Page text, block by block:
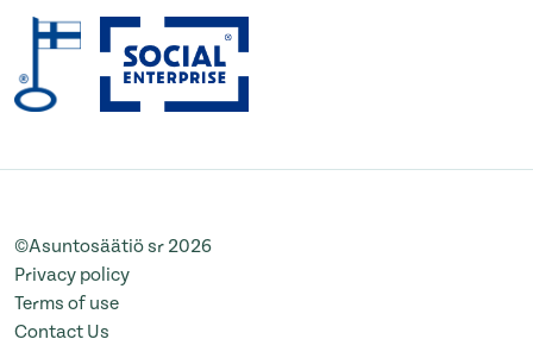
©Asuntosäätiö sr 2026
Privacy policy
Terms of use
Contact Us